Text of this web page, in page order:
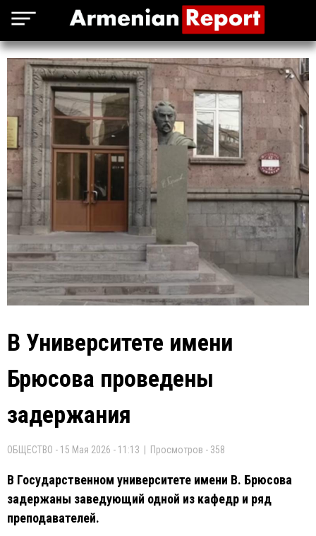
В Университете имени
Брюсова проведены
задержания
ОБЩЕСТВО - 15 Мая 2026 - 11:13 | Просмотров - 358
В Государственном университете имени В. Брюсова
задержаны заведующий одной из кафедр и ряд
преподавателей.